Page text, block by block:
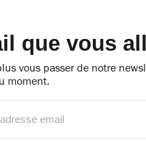
que vous
vous passer de notre
moment.